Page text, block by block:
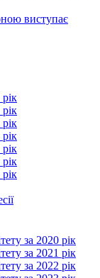
виступає
за 2020 рік
за 2021 рік
за 2022 рік